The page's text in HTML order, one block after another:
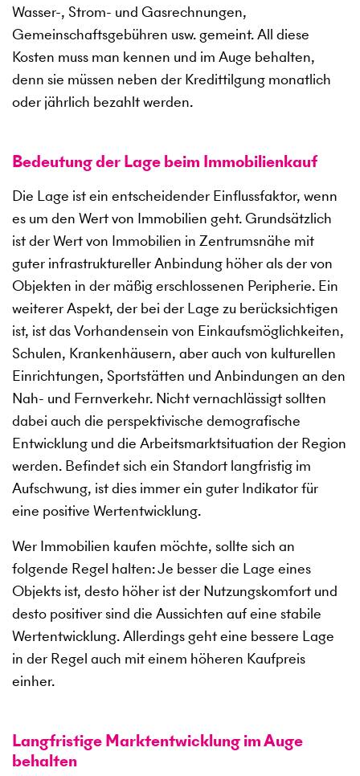
Wasser-, Strom- und Gasrechnungen,
Gemeinschaftsgebühren usw. gemeint. All diese
Kosten muss man kennen und im Auge behalten,
denn sie müssen neben der Kredittilgung monatlich
oder jährlich bezahlt werden.
Bedeutung der Lage beim Immobilienkauf
Die Lage ist ein entscheidender Einflussfaktor, wenn
es um den Wert von Immobilien geht. Grundsätzlich
ist der Wert von Immobilien in Zentrumsnähe mit
guter infrastruktureller Anbindung höher als der von
Objekten in der mäßig erschlossenen Peripherie. Ein
weiterer Aspekt, der bei der Lage zu berücksichtigen
ist, ist das Vorhandensein von Einkaufsmöglichkeiten,
Schulen, Krankenhäusern, aber auch von kulturellen
Einrichtungen, Sportstätten und Anbindungen an den
Nah- und Fernverkehr. Nicht vernachlässigt sollten
dabei auch die perspektivische demografische
Entwicklung und die Arbeitsmarktsituation der Region
werden. Befindet sich ein Standort langfristig im
Aufschwung, ist dies immer ein guter Indikator für
eine positive Wertentwicklung.
Wer Immobilien kaufen möchte, sollte sich an
folgende Regel halten: Je besser die Lage eines
Objekts ist, desto höher ist der Nutzungskomfort und
desto positiver sind die Aussichten auf eine stabile
Wertentwicklung. Allerdings geht eine bessere Lage
in der Regel auch mit einem höheren Kaufpreis
einher.
Langfristige Marktentwicklung im Auge
behalten